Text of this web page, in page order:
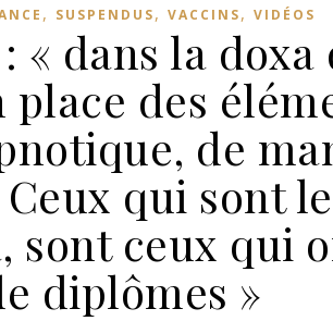
, SUSPENDUS, VACCINS, VIDÉOS
« dans la doxa
place des
de
qui sont
sont ceux qui
diplômes »